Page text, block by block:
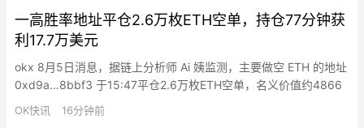
一高胜率地址平仓2.6万枚ETH空单，持仓77分钟获
利17.7万美元
okx 8月5日消息，据链上分析师 Ai 姨监测，主要做空 ETH 的地址
0xd9a…8bbf3 于15:47平仓2.6万枚ETH空单，名义价值约4866
万美元。该仓位开仓价为1871.2美元，平仓价为1864.4美元，持仓
1小时17分钟，获利约17.7万美元。Ai姨称，这是该地址自7月27日
OK快讯 16分钟前